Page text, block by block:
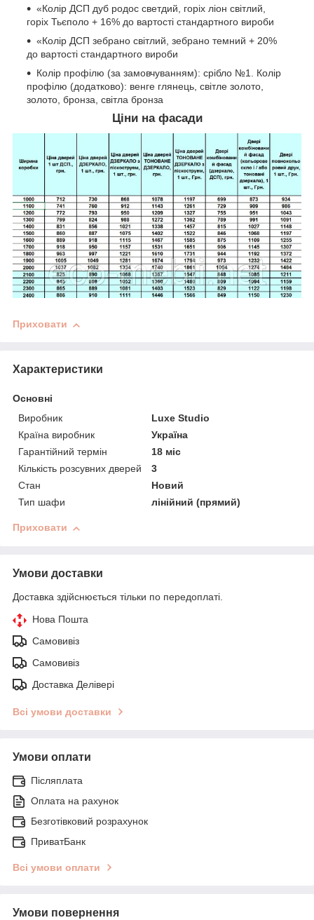
«Колір ДСП дуб родос светдий, горіх ліон світлий,
горіх Тьєполо + 16% до вартості стандартного вироби
«Колір ДСП зебрано світлий, зебрано темний + 20%
до вартості стандартного вироби
Колір профілю (за замовчуванням): срібло №1. Колір
профілю (додатково): венге глянець, світле золото,
золото, бронза, світла бронза
Ціни на фасади
Приховати
Характеристики
Основні
Виробник
Luxe Studio
Країна виробник
Україна
Гарантійний термін
18 міс
Кількість розсувних дверей
3
Стан
Новий
Тип шафи
лінійний (прямий)
Приховати
Умови доставки
Доставка здійснюється тільки по передоплаті.
Нова Пошта
Самовивіз
Самовивіз
Доставка Делівері
Всі умови доставки
Умови оплати
Післяплата
Оплата на рахунок
Безготівковий розрахунок
ПриватБанк
Всі умови оплати
Умови повернення